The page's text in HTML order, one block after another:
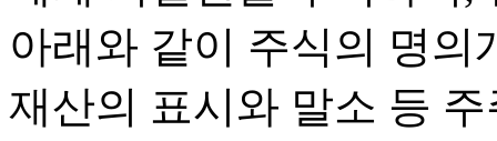
아래와 같이 주식의 명의
재산의 표시와 말소 등